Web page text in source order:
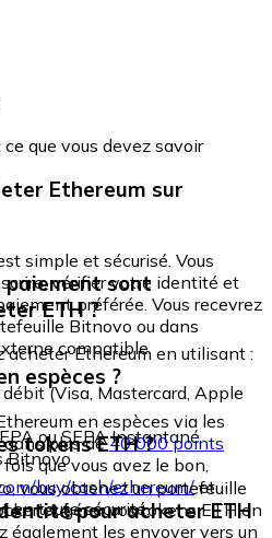
que vous devez savoir
Ethereum sur
simple et sécurisé. Vous
vérifier votre identité et
préférée. Vous recevrez
Bitnovo ou dans
compatible.
paiement sont
ETH ?
acheter Ethereum en utilisant :
(Visa, Mastercard, Apple
ou SEPA Instantané
Bitnovo
espèces ?
en espèces via les
plus de40 000 points
que vous avez le bon,
buy/cash/ethereum/et
en toute sécurité.
tokens ETH ?
vous obtenez un portefeuille
et gérer vos tokens ETH en
également les envoyer vers un
pour acheter ETH